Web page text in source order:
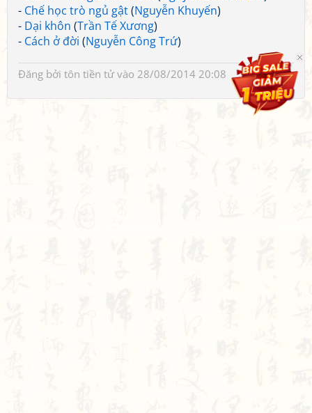
- Chế học trò ngủ gật(Nguyễn Khuyến)
- Dại khôn (Trần Tế Xương)
- Cách ở đời (Nguyễn Công Trứ)
Đăng bởi tôn tiền tửvào 28/08/2014 20:08